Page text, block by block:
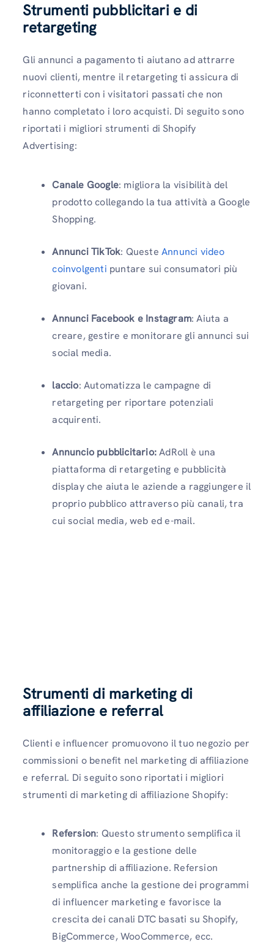
Strumenti pubblicitari e di
retargeting
Gli annunci a pagamento ti aiutano ad attrarre
nuovi clienti, mentre il retargeting ti assicura di
riconnetterti con i visitatori passati che non
hanno completato i loro acquisti. Di seguito sono
riportati i migliori strumenti di Shopify
Advertising:
Canale Google: migliora la visibilità del
prodotto collegando la tua attività a Google
Shopping.
Annunci TikTok: QuesteAnnunci video
coinvolgenti puntare sui consumatori più
giovani.
Annunci Facebook e Instagram: Aiuta a
creare, gestire e monitorare gli annunci sui
social media.
laccio: Automatizza le campagne di
retargeting per riportare potenziali
acquirenti.
Annuncio pubblicitario:AdRoll è una
piattaforma di retargeting e pubblicità
display che aiuta le aziende a raggiungere il
proprio pubblico attraverso più canali, tra
cui social media, web ed e-mail.
Strumenti di marketing di
affiliazione e referral
Clienti e influencer promuovono il tuo negozio per
commissioni o benefit nel marketing di affiliazione
e referral. Di seguito sono riportati i migliori
strumenti di marketing di affiliazione Shopify:
Refersion: Questo strumento semplifica il
monitoraggio e la gestione delle
partnership di affiliazione. Refersion
semplifica anche la gestione dei programmi
di influencer marketing e favorisce la
crescita dei canali DTC basati su Shopify,
BigCommerce, WooCommerce, ecc.